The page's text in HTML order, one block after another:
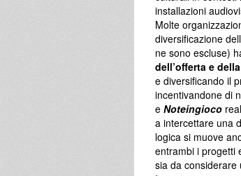
installazioni
Molte
diversificazione
ne sono escluse)
dell’offerta e
e diversificando il
incentivandone di
e Noteingioco
a intercettare una
logica si muove
entrambi i progetti
sia da considerare